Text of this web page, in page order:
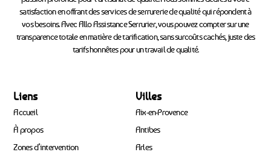
satisfaction en offrant des services de serrurerie de qualité qui répondent à
vos besoins. Avec Allo Assistance Serrurier, vous pouvez compter sur une
transparence totale en matière de tarification, sans surcoûts cachés, juste des
tarifs honnêtes pour un travail de qualité.
Liens
Accueil
À propos
Zones d’intervention
Villes
Aix-en-Provence
Antibes
Arles